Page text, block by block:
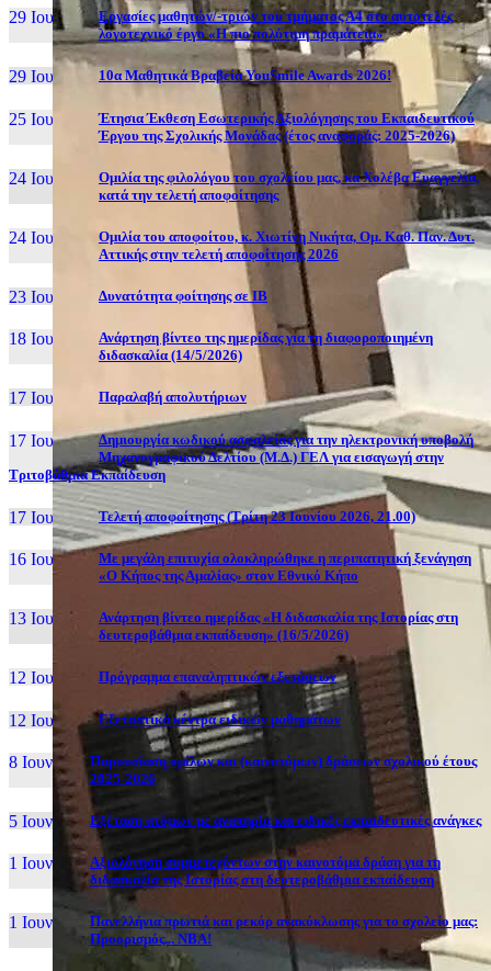
29 Ιουν, 26
Εργασίες μαθητών/-τριών του τμήματος Α4 στο αυτοτελές
λογοτεχνικό έργο «Η πιο πολύτιμη πραμάτεια»
29 Ιουν, 26 10α Μαθητικά Βραβεία YouSmile Awards 2026!
25 Ιουν, 26
Έτησια Έκθεση Εσωτερικής Αξιολόγησης του Εκπαιδευτικού
Έργου της Σχολικής Μονάδας (έτος αναφοράς: 2025-2026)
24 Ιουν, 26
Ομιλία της φιλολόγου του σχολείου μας, κα Χολέβα Ευαγγελία,
κατά την τελετή αποφοίτησης
24 Ιουν, 26
Ομιλία του αποφοίτου, κ. Χιωτίνη Νικήτα, Ομ. Καθ. Παν. Δυτ.
Αττικής στην τελετή αποφοίτησης 2026
23 Ιουν, 26 Δυνατότητα φοίτησης σε ΙΒ
18 Ιουν, 26
Ανάρτηση βίντεο της ημερίδας για τη διαφοροποιημένη
διδασκαλία (14/5/2026)
17 Ιουν, 26 Παραλαβή απολυτήριων
17 Ιουν, 26
Δημιουργία κωδικού ασφαλείας για την ηλεκτρονική υποβολή
Μηχανογραφικού Δελτίου (Μ.Δ.) ΓΕΛ για εισαγωγή στην
Τριτοβάθμια Εκπαίδευση
17 Ιουν, 26 Τελετή αποφοίτησης (Τρίτη 23 Ιουνίου 2026, 21.00)
16 Ιουν, 26
Με μεγάλη επιτυχία ολοκληρώθηκε η περιπατητική ξενάγηση
«Ο Κήπος της Αμαλίας» στον Εθνικό Κήπο
13 Ιουν, 26
Ανάρτηση βίντεο ημερίδας «Η διδασκαλία της Ιστορίας στη
δευτεροβάθμια εκπαίδευση» (16/5/2026)
12 Ιουν, 26 Πρόγραμμα επαναληπτικών εξετάσεων
12 Ιουν, 26 Εξεταστικά κέντρα ειδικών μαθημάτων
8 Ιουν, 26
Παρουσίαση ομίλων και (καινοτόμων) δράσεων σχολικού έτους
2025-2026
5 Ιουν, 26 Εξέταση ατόμων με αναπηρία και ειδικές εκπαιδευτικές ανάγκες
1 Ιουν, 26
Αξιολόγηση συμμετεχόντων στην καινοτόμα δράση για τη
διδασκαλία της Ιστορίας στη δευτεροβάθμια εκπαίδευση
1 Ιουν, 26
Πανελλήνια πρωτιά και ρεκόρ ανακύκλωσης για το σχολείο μας:
Προορισμός... NBA!